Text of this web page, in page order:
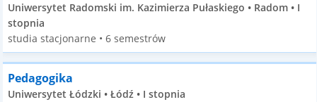
Uniwersytet Radomski im. Kazimierza Pułaskiego • Radom • I
stopnia
studia stacjonarne • 6 semestrów
Pedagogika
Uniwersytet Łódzki • Łódź • I stopnia